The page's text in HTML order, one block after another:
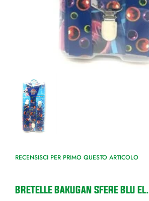
RECENSISCI PER PRIMO QUESTO ARTICOLO
BRETELLE BAKUGAN SFERE BLU EL.